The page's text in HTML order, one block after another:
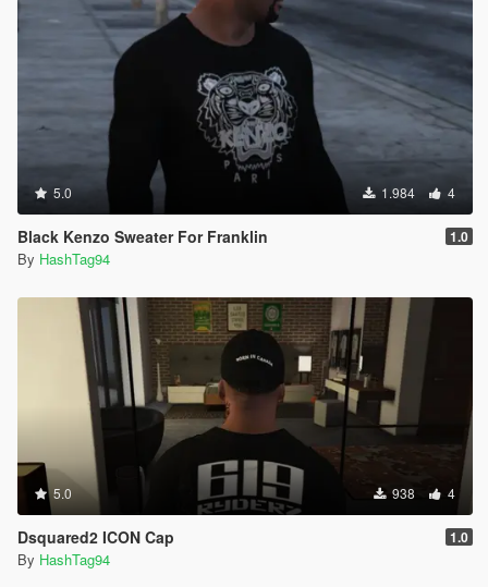
5.0 1.984 4
Black Kenzo Sweater For Franklin 1.0
By HashTag94
5.0 938 4
Dsquared2 ICON Cap 1.0
By HashTag94